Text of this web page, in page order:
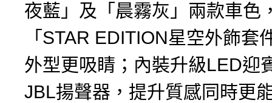
夜藍」及「晨霧灰」兩款車色
「STAR EDITION星空外飾套
外型更吸睛；內裝升級LED迎
JBL揚聲器，提升質感同時更